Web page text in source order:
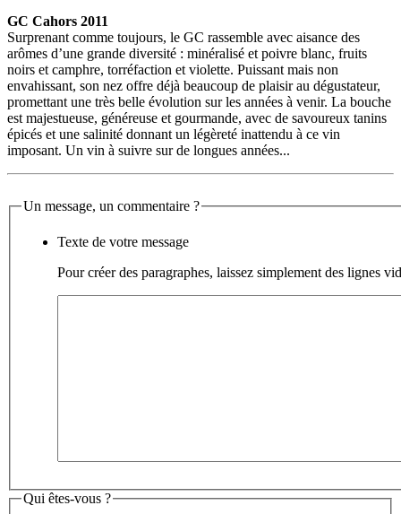
GC Cahors 2011
Surprenant comme toujours, le GC rassemble avec aisance des
arômes d’une grande diversité : minéralisé et poivre blanc, fruits
noirs et camphre, torréfaction et violette. Puissant mais non
envahissant, son nez offre déjà beaucoup de plaisir au dégustateur,
promettant une très belle évolution sur les années à venir. La bouche
est majestueuse, généreuse et gourmande, avec de savoureux tanins
épicés et une salinité donnant un légèreté inattendu à ce vin
imposant. Un vin à suivre sur de longues années...
Un message, un commentaire ?
Texte de votre message
Pour créer des paragraphes, laissez simplement des lignes
Qui êtes-vous ?